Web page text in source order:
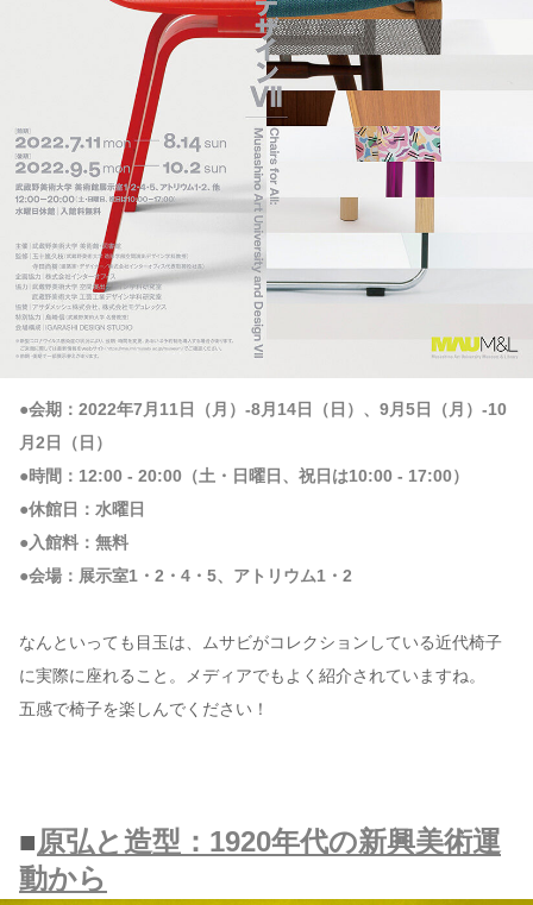
●会期：2022年7月11日（月）-8月14日（日）、9月5日（月）-10
月2日（日）
●時間：12:00 - 20:00（土・日曜日、祝日は10:00 - 17:00）
●休館日：水曜日
●入館料：無料
●会場：展示室1・2・4・5、アトリウム1・2
なんといっても目玉は、ムサビがコレクションしている近代椅子
に実際に座れること。メディアでもよく紹介されていますね。
五感で椅子を楽しんでください！
■原弘と造型：1920年代の新興美術運
動から